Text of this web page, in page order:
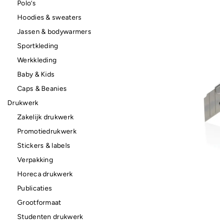
Polo’s
Hoodies & sweaters
Jassen & bodywarmers
Sportkleding
Werkkleding
Baby & Kids
Caps & Beanies
Drukwerk
Zakelijk drukwerk
Promotiedrukwerk
Stickers & labels
Verpakking
Horeca drukwerk
Publicaties
Grootformaat
Studenten drukwerk